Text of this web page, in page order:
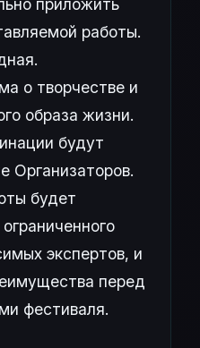
приложить
работы.
о творчестве и
образа жизни.
будут
Организаторов.
будет
экспертов, и
перед
фестиваля.